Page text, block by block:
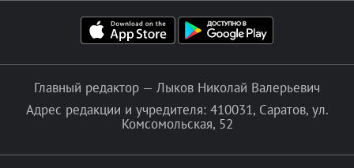
Главный редактор — Лыков Николай Валерьевич
Адрес редакции и учредителя: 410031, Саратов, ул.
Комсомольская, 52